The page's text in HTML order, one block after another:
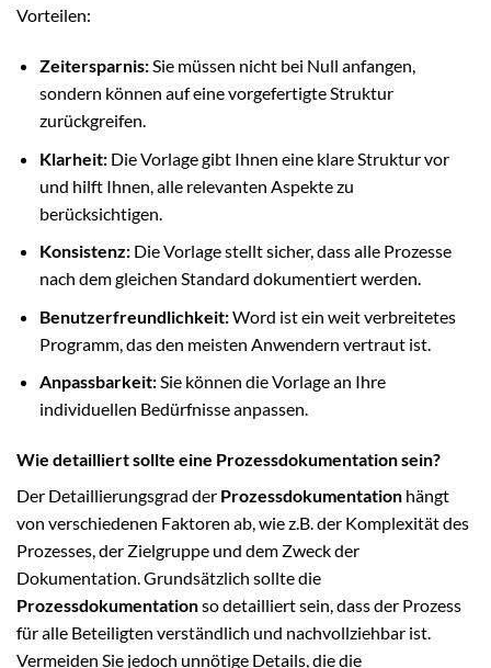
Vorteilen:
Zeitersparnis:Sie müssen nicht bei Null anfangen,
sondern können auf eine vorgefertigte Struktur
zurückgreifen.
Klarheit:Die Vorlage gibt Ihnen eine klare Struktur vor
und hilft Ihnen, alle relevanten Aspekte zu
berücksichtigen.
Konsistenz:Die Vorlage stellt sicher, dass alle Prozesse
nach dem gleichen Standard dokumentiert werden.
Benutzerfreundlichkeit:Word ist ein weit verbreitetes
Programm, das den meisten Anwendern vertraut ist.
Anpassbarkeit:Sie können die Vorlage an Ihre
individuellen Bedürfnisse anpassen.
Wie detailliert sollte eine Prozessdokumentation sein?
Der Detaillierungsgrad der Prozessdokumentation hängt
von verschiedenen Faktoren ab, wie z.B. der Komplexität des
Prozesses, der Zielgruppe und dem Zweck der
Dokumentation. Grundsätzlich sollte die
Prozessdokumentationso detailliert sein, dass der Prozess
für alle Beteiligten verständlich und nachvollziehbar ist.
Vermeiden Sie jedoch unnötige Details, die die